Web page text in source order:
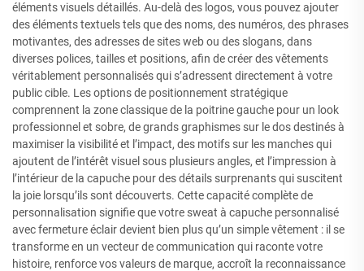
éléments visuels détaillés. Au-delà des logos, vous pouvez ajouter
des éléments textuels tels que des noms, des numéros, des phrases
motivantes, des adresses de sites web ou des slogans, dans
diverses polices, tailles et positions, afin de créer des vêtements
véritablement personnalisés qui s’adressent directement à votre
public cible. Les options de positionnement stratégique
comprennent la zone classique de la poitrine gauche pour un look
professionnel et sobre, de grands graphismes sur le dos destinés à
maximiser la visibilité et l’impact, des motifs sur les manches qui
ajoutent de l’intérêt visuel sous plusieurs angles, et l’impression à
l’intérieur de la capuche pour des détails surprenants qui suscitent
la joie lorsqu’ils sont découverts. Cette capacité complète de
personnalisation signifie que votre sweat à capuche personnalisé
avec fermeture éclair devient bien plus qu’un simple vêtement : il se
transforme en un vecteur de communication qui raconte votre
histoire, renforce vos valeurs de marque, accroît la reconnaissance